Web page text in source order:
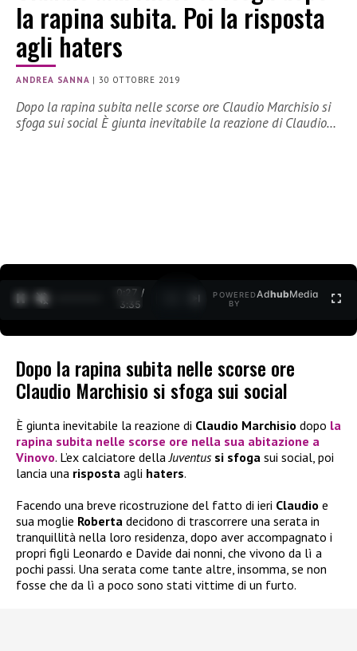
la rapina subita. Poi la risposta
agli haters
ANDREA SANNA |30 OTTOBRE 2019
Dopo la rapina subita nelle scorse ore Claudio Marchisio si
sfoga sui social È giunta inevitabile la reazione di Claudio…
0:27 /
3:35
POWERED
BY
AdhubMedia
Dopo la rapina subita nelle scorse ore
Claudio Marchisio si sfoga sui social
È giunta inevitabile la reazione di Claudio Marchisio dopo la
rapina subita nelle scorse ore nella sua abitazione a
Vinovo. L’ex calciatore dellaJuventus si sfoga sui social, poi
lancia una risposta agli haters.
Facendo una breve ricostruzione del fatto di ieri Claudio e
sua moglie Roberta decidono di trascorrere una serata in
tranquillità nella loro residenza, dopo aver accompagnato i
propri figli Leonardo e Davide dai nonni, che vivono da lì a
pochi passi. Una serata come tante altre, insomma, se non
fosse che da lì a poco sono stati vittime di un furto.